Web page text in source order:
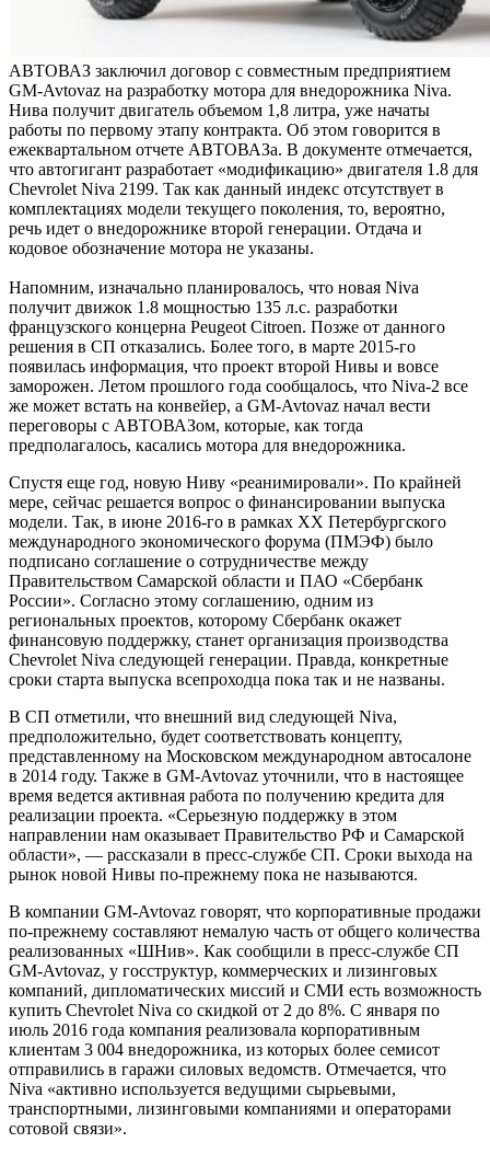
АВТОВАЗ заключил договор с совместным предприятием
GM-Avtovaz на разработку мотора для внедорожника Niva.
Нива получит двигатель объемом 1,8 литра, уже начаты
работы по первому этапу контракта. Об этом говорится в
ежеквартальном отчете АВТОВАЗа. В документе отмечается,
что автогигант разработает «модификацию» двигателя 1.8 для
Chevrolet Niva 2199. Так как данный индекс отсутствует в
комплектациях модели текущего поколения, то, вероятно,
речь идет о внедорожнике второй генерации. Отдача и
кодовое обозначение мотора не указаны.
Напомним, изначально планировалось, что новая Niva
получит движок 1.8 мощностью 135 л.с. разработки
французского концерна Peugeot Citroen. Позже от данного
решения в СП отказались. Более того, в марте 2015-го
появилась информация, что проект второй Нивы и вовсе
заморожен. Летом прошлого года сообщалось, что Niva-2 все
же может встать на конвейер, а GM-Avtovaz начал вести
переговоры с АВТОВАЗом, которые, как тогда
предполагалось, касались мотора для внедорожника.
Спустя еще год, новую Ниву «реанимировали». По крайней
мере, сейчас решается вопрос о финансировании выпуска
модели. Так, в июне 2016-го в рамках XX Петербургского
международного экономического форума (ПМЭФ) было
подписано соглашение о сотрудничестве между
Правительством Самарской области и ПАО «Сбербанк
России». Согласно этому соглашению, одним из
региональных проектов, которому Сбербанк окажет
финансовую поддержку, станет организация производства
Chevrolet Niva следующей генерации. Правда, конкретные
сроки старта выпуска всепроходца пока так и не названы.
В СП отметили, что внешний вид следующей Niva,
предположительно, будет соответствовать концепту,
представленному на Московском международном автосалоне
в 2014 году. Также в GM-Avtovaz уточнили, что в настоящее
время ведется активная работа по получению кредита для
реализации проекта. «Серьезную поддержку в этом
направлении нам оказывает Правительство РФ и Самарской
области», — рассказали в пресс-службе СП. Сроки выхода на
рынок новой Нивы по-прежнему пока не называются.
В компании GM-Avtovaz говорят, что корпоративные продажи
по-прежнему составляют немалую часть от общего количества
реализованных «ШНив». Как сообщили в пресс-службе СП
GM-Avtovaz, у госструктур, коммерческих и лизинговых
компаний, дипломатических миссий и СМИ есть возможность
купить Chevrolet Niva со скидкой от 2 до 8%. С января по
июль 2016 года компания реализовала корпоративным
клиентам 3 004 внедорожника, из которых более семисот
отправились в гаражи силовых ведомств. Отмечается, что
Niva «активно используется ведущими сырьевыми,
транспортными, лизинговыми компаниями и операторами
сотовой связи».